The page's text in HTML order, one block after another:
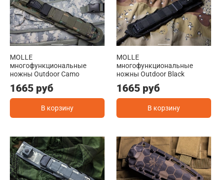
MOLLE
многофункциональные
ножны Outdoor Camo
1665 руб
В корзину
MOLLE
многофункциональные
ножны Outdoor Black
1665 руб
В корзину